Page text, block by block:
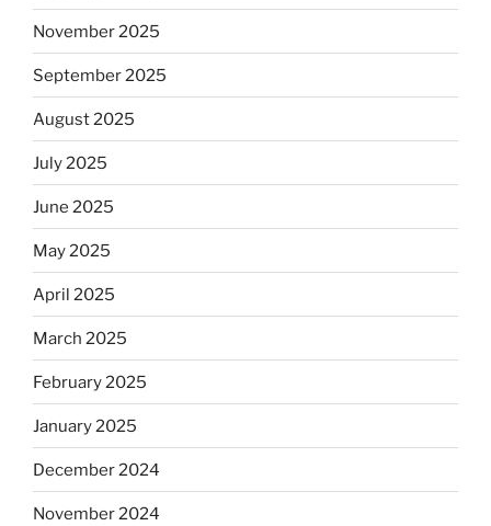
November 2025
September 2025
August 2025
July 2025
June 2025
May 2025
April 2025
March 2025
February 2025
January 2025
December 2024
November 2024